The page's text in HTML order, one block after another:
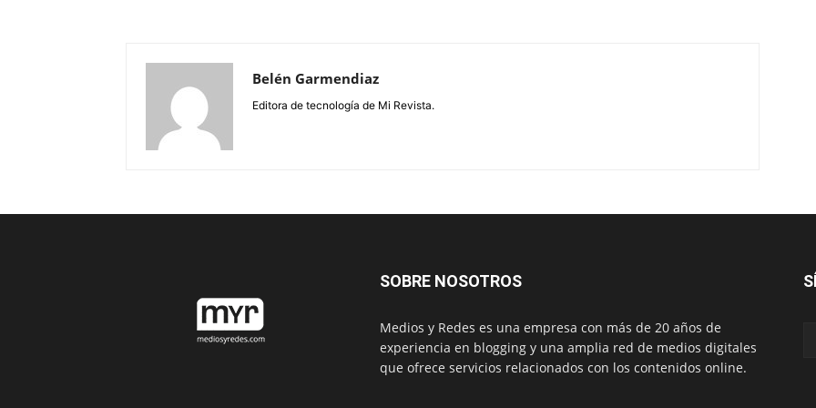
Belén Garmendiaz
Editora de tecnología de Mi Revista.
SOBRE NOSOTROS
Medios y Redes es una empresa con más de 20 años de
experiencia en blogging y una amplia red de medios digitales
que ofrece servicios relacionados con los contenidos online.